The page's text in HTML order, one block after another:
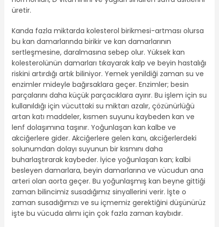
üretir.
Kanda fazla miktarda kolesterol birikmesi-artması olursa
bu kan damarlarında birikir ve kan damarlarının
sertleşmesine, daralmasına sebep olur. Yüksek kan
kolesterolünün damarları tıkayarak kalp ve beyin hastalığı
riskini artırdığı artık biliniyor. Yemek yenildiği zaman su ve
enzimler mideyle bağırsaklara geçer. Enzimler; besin
parçalarını daha küçük parçacıklara ayırır. Bu işlem için su
kullanıldığı için vücuttaki su miktarı azalır, çözünürlüğü
artan katı maddeler, kısmen suyunu kaybeden kan ve
lenf dolaşımına taşınır. Yoğunlaşan kan kalbe ve
akciğerlere gider. Akciğerlere gelen kanı, akciğerlerdeki
solunumdan dolayı suyunun bir kısmını daha
buharlaştırarak kaybeder. İyice yoğunlaşan kan; kalbi
besleyen damarlara, beyin damarlarına ve vücudun ana
arteri olan aorta geçer. Bu yoğunlaşmış kan beyne gittiği
zaman bilincimiz susadığımız sinyallerini verir. İşte o
zaman susadığımızı ve su içmemiz gerektiğini düşünürüz
işte bu vücuda alımı için çok fazla zaman kaybıdır.